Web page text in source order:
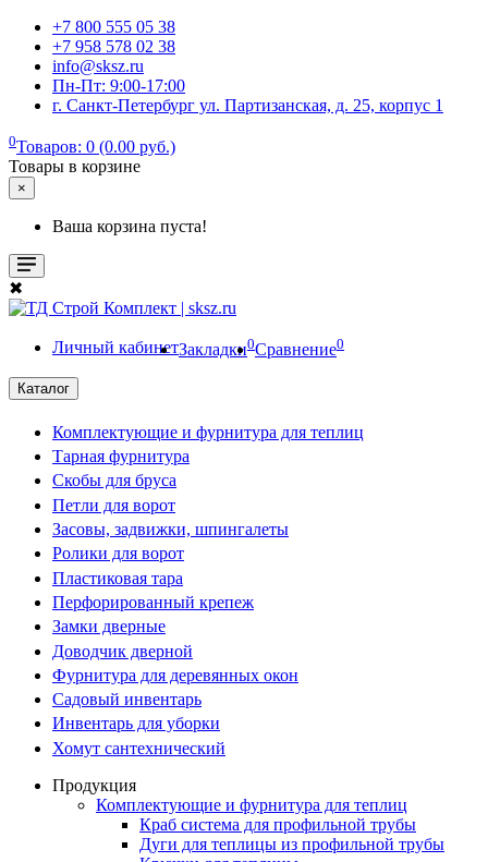
+7 800 555 05 38
+7 958 578 02 38
info@sksz.ru
Пн-Пт: 9:00-17:00
г. Санкт-Петербург ул. Партизанская, д. 25, корпус 1
0Товаров: 0 (0.00 руб.)
Товары в корзине
×
Ваша корзина пуста!
✖
Личный кабинетЗакладки0Сравнение0
Каталог
Комплектующие и фурнитура для теплиц
Тарная фурнитура
Скобы для бруса
Петли для ворот
Засовы, задвижки, шпингалеты
Ролики для ворот
Пластиковая тара
Перфорированный крепеж
Замки дверные
Доводчик дверной
Фурнитура для деревянных окон
Садовый инвентарь
Инвентарь для уборки
Хомут сантехнический
Продукция
Комплектующие и фурнитура для теплиц
Краб система для профильной трубы
Дуги для теплицы из профильной трубы